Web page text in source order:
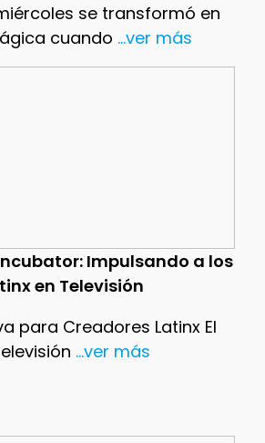
se transformó en
cuando ...ver más
Impulsando a los
en Televisión
para Creadores Latinx El
...ver más